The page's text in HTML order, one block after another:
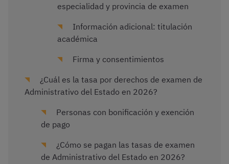
especialidad y provincia de examen
Información adicional: titulación
académica
Firma y consentimientos
¿Cuál es la tasa por derechos de examen de
Administrativo del Estado en 2026?
Personas con bonificación y exención
de pago
¿Cómo se pagan las tasas de examen
de Administrativo del Estado en 2026?